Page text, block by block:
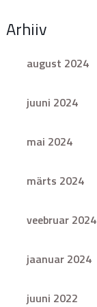
Arhiiv
august 2024
juuni 2024
mai 2024
märts 2024
veebruar 2024
jaanuar 2024
juuni 2022